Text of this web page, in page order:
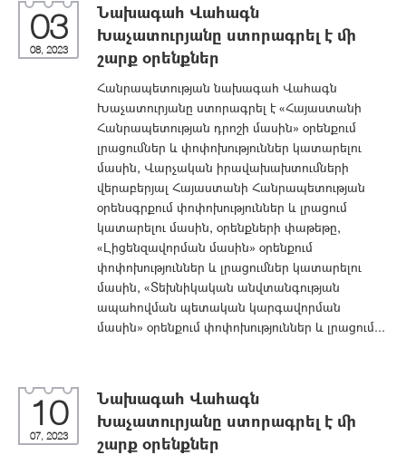
03
08, 2023
Նախագահ Վահագն
Խաչատուրյանը ստորագրել է մի
շարք օրենքներ
Հանրապետության նախագահ Վահագն
Խաչատուրյանը ստորագրել է «Հայաստանի
Հանրապետության դրոշի մասին» օրենքում
լրացումներ և փոփոխություններ կատարելու
մասին, Վարչական իրավախախտումների
վերաբերյալ Հայաստանի Հանրապետության
օրենսգրքում փոփոխություններ և լրացում
կատարելու մասին, օրենքների փաթեթը,
«Լիցենզավորման մասին» օրենքում
փոփոխություններ և լրացումներ կատարելու
մասին, «Տեխնիկական անվտանգության
ապահովման պետական կարգավորման
մասին» օրենքում փոփոխություններ և լրացում...
10
07, 2023
Նախագահ Վահագն
Խաչատուրյանը ստորագրել է մի
շարք օրենքներ